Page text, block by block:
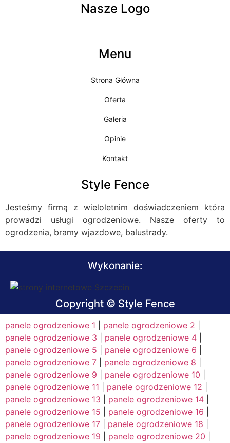
Nasze Logo
Menu
Strona Główna
Oferta
Galeria
Opinie
Kontakt
Style Fence
Jesteśmy firmą z wieloletnim doświadczeniem która
prowadzi usługi ogrodzeniowe. Nasze oferty to
ogrodzenia, bramy wjazdowe, balustrady.
Wykonanie:
Copyright © Style Fence
panele ogrodzeniowe 1 panele ogrodzeniowe 2
panele ogrodzeniowe 3
panele ogrodzeniowe 4
panele ogrodzeniowe 5
panele ogrodzeniowe 6
panele ogrodzeniowe 7
panele ogrodzeniowe 8
panele ogrodzeniowe 9
panele ogrodzeniowe 10
panele ogrodzeniowe 11
panele ogrodzeniowe 12
panele ogrodzeniowe 13
panele ogrodzeniowe 14
panele ogrodzeniowe 15
panele ogrodzeniowe 16
panele ogrodzeniowe 17
panele ogrodzeniowe 18
panele ogrodzeniowe 19
panele ogrodzeniowe 20